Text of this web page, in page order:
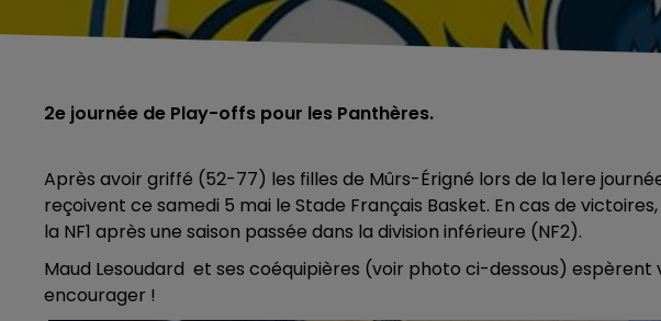
2e journée de Play-offs pour les Panthères.
Après avoir griffé (52-77) les filles de Mûrs-Érigné lors de la 1ere
reçoivent ce samedi 5 mai le Stade Français Basket. En cas de
la NF1 après une saison passée dans la division inférieure (NF2).
Maud Lesoudard et ses coéquipières (voir photo ci-dessous) espèrent
encourager !